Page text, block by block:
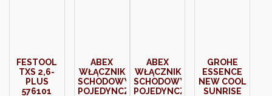
FESTOOL
TXS 2,6-
PLUS
576101
ABEX
WŁĄCZNIK
SCHODOWY
POJEDYNCZY
ABEX
WŁĄCZNIK
SCHODOWY
POJEDYNCZY
GROHE
ESSENCE
NEW COOL
SUNRISE